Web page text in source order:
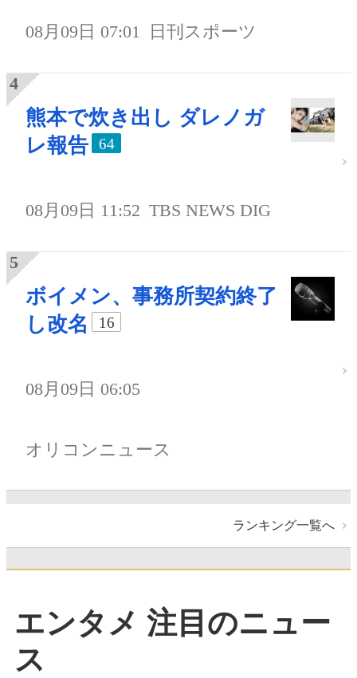
08月09日 07:01 日刊スポーツ
熊本で炊き出し ダレノガ
レ報告
64
08月09日 11:52 TBS NEWS DIG
ボイメン、事務所契約終了
し改名
16
08月09日 06:05
オリコンニュース
ランキング一覧へ
エンタメ 注目のニュー
ス